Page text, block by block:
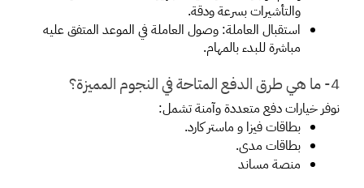
والتأشيرات بسرعة ودقة.
استقبال العاملة: وصول العاملة في الموعد المتفق عليه
مباشرة للبدء بالمهام.
4- ما هي طرق الدفع المتاحة في النجوم المميزة؟
نوفر خيارات دفع متعددة وآمنة تشمل:
بطاقات فيزا و ماستر كارد.
بطاقات مدى.
منصة مساند